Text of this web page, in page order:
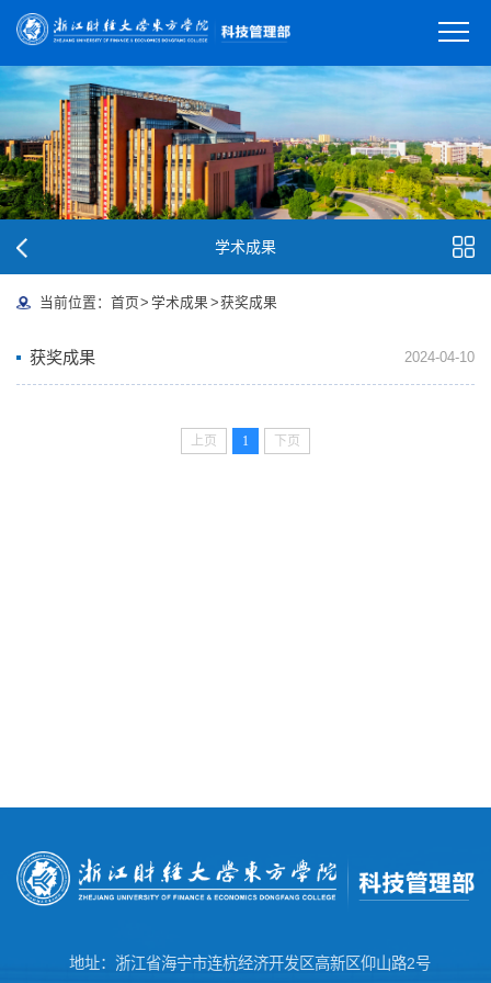
学术成果
当前位置： 首页> 学术成果 >获奖成果
获奖成果 2024-04-10
上页 1 下页
地址：浙江省海宁市连杭经济开发区高新区仰山路2号